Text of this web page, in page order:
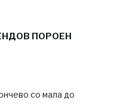
ПОРОЕН
со мала до